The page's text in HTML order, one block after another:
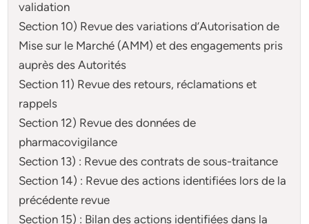
validation
Section 10) Revue des variations d’Autorisation de
Mise sur le Marché (AMM) et des engagements pris
auprès des Autorités
Section 11) Revue des retours, réclamations et
rappels
Section 12) Revue des données de
pharmacovigilance
Section 13) : Revue des contrats de sous-traitance
Section 14) : Revue des actions identifiées lors de la
précédente revue
Section 15) : Bilan des actions identifiées dans la